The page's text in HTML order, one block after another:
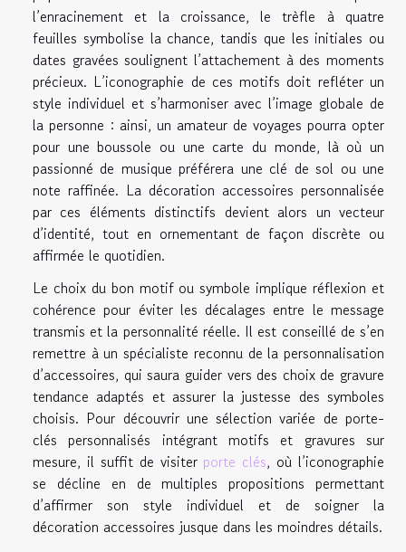
l’enracinement et la croissance, le trèfle à quatre
feuilles symbolise la chance, tandis que les initiales ou
dates gravées soulignent l’attachement à des moments
précieux. L’iconographie de ces motifs doit refléter un
style individuel et s’harmoniser avec l’image globale de
la personne : ainsi, un amateur de voyages pourra opter
pour une boussole ou une carte du monde, là où un
passionné de musique préférera une clé de sol ou une
note raffinée. La décoration accessoires personnalisée
par ces éléments distinctifs devient alors un vecteur
d’identité, tout en ornementant de façon discrète ou
affirmée le quotidien.
Le choix du bon motif ou symbole implique réflexion et
cohérence pour éviter les décalages entre le message
transmis et la personnalité réelle. Il est conseillé de s’en
remettre à un spécialiste reconnu de la personnalisation
d’accessoires, qui saura guider vers des choix de gravure
tendance adaptés et assurer la justesse des symboles
choisis. Pour découvrir une sélection variée de porte-
clés personnalisés intégrant motifs et gravures sur
mesure, il suffit de visiter porte clés, où l’iconographie
se décline en de multiples propositions permettant
d’affirmer son style individuel et de soigner la
décoration accessoires jusque dans les moindres détails.